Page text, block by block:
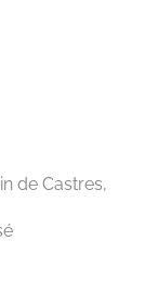
de Castres,